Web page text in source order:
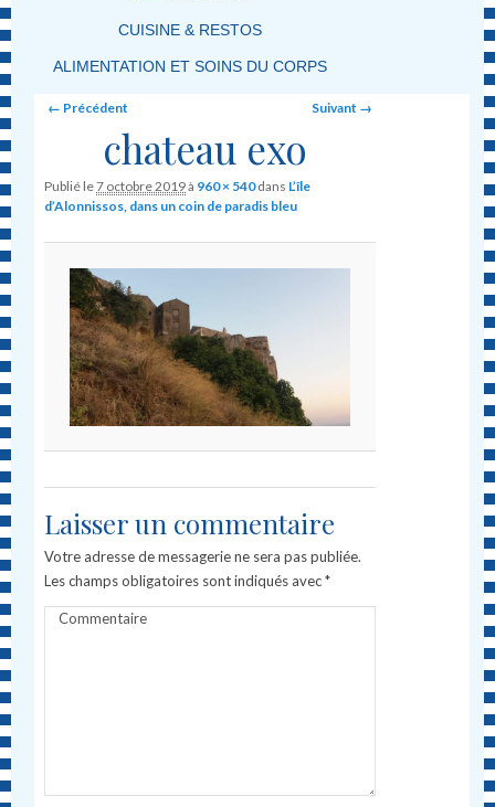
CUISINE & RESTOS
ALIMENTATION ET SOINS DU CORPS
Image navigation
← Précédent Suivant →
chateau exo
Publié le7 octobre 2019à 960 × 540dans L’île
d’Alonnissos, dans un coin de paradis bleu
Laisser un commentaire
Votre adresse de messagerie ne sera pas publiée.
Les champs obligatoires sont indiqués avec*
Commentaire